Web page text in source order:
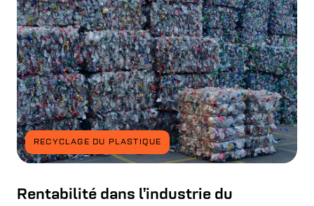
RECYCLAGE DU PLASTIQUE
Rentabilité dans l’industrie du